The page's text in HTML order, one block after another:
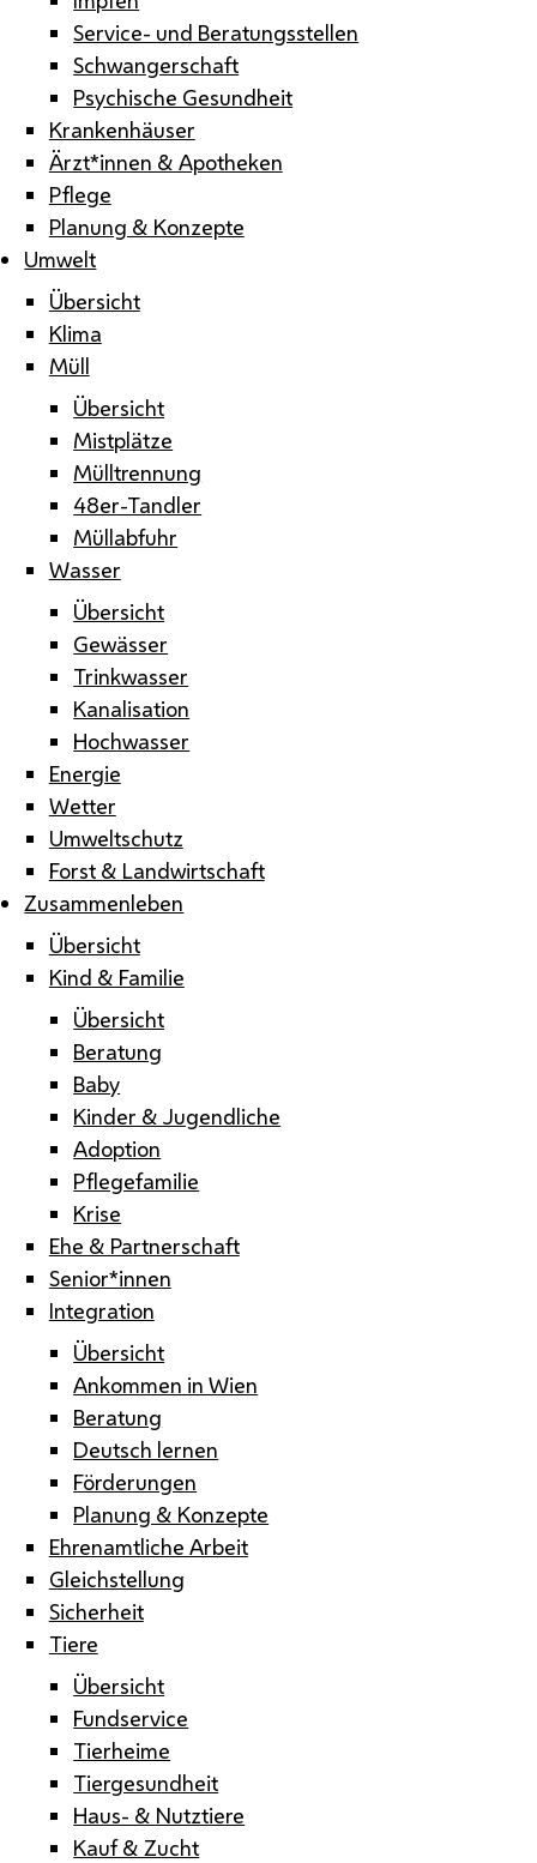
Service- und Beratungsstellen
Schwangerschaft
Psychische Gesundheit
Krankenhäuser
Ärzt*innen & Apotheken
Pflege
Planung & Konzepte
Umwelt
Übersicht
Klima
Müll
Übersicht
Mistplätze
Mülltrennung
48er-Tandler
Müllabfuhr
Wasser
Übersicht
Gewässer
Trinkwasser
Kanalisation
Hochwasser
Energie
Wetter
Umweltschutz
Forst & Landwirtschaft
Zusammenleben
Übersicht
Kind & Familie
Übersicht
Beratung
Baby
Kinder & Jugendliche
Adoption
Pflegefamilie
Krise
Ehe & Partnerschaft
Senior*innen
Integration
Übersicht
Ankommen in Wien
Beratung
Deutsch lernen
Förderungen
Planung & Konzepte
Ehrenamtliche Arbeit
Gleichstellung
Sicherheit
Tiere
Übersicht
Fundservice
Tierheime
Tiergesundheit
Haus- & Nutztiere
Kauf & Zucht